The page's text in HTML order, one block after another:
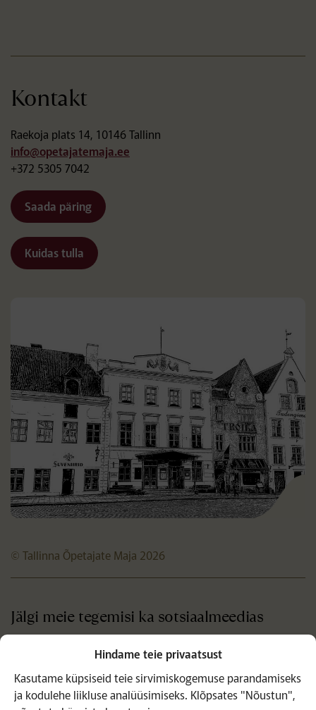
Hindame teie privaatsust
Kasutame küpsiseid teie sirvimiskogemuse parandamiseks
ja kodulehe liikluse analüüsimiseks. Klõpsates "Nõustun",
Kontakt
Raekoja plats 14, 10146 Tallinn
info@opetajatemaja.ee
+372 5305 7042
Saada päring
Kuidas tulla
© Tallinna Õpetajate Maja 2026
Jälgi meie tegemisi ka sotsiaalmeedias
Liitu uudiskirjaga